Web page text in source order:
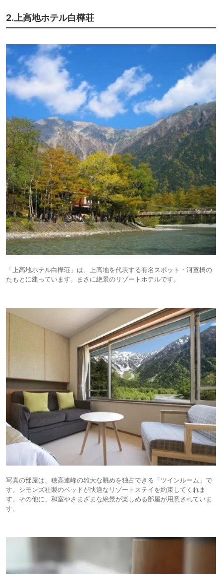
2.上高地ホテル白樺荘
「上高地ホテル白樺荘」は、上高地を代表する有名スポット・河童橋の
たもとに建っています。まさに絶景のリゾートホテルです。
写真の部屋は、穂高連峰の雄大な眺めを独占できる「ツインルーム」で
す。シモンズ社製のベッドが快適なリゾートステイを約束してくれま
す。その他に、和室やさまざまな絶景が楽しめる部屋が用意されていま
す。